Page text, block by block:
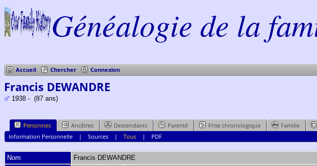
Généalogie de la
Accueil Chercher Connexion
Francis DEWANDRE
1938 - (87 ans)
Personnes Ancêtres Descendants Parenté Frise chronologique Famille
Information Personnelle| Sources| Tous| PDF
Nom Francis DEWANDRE